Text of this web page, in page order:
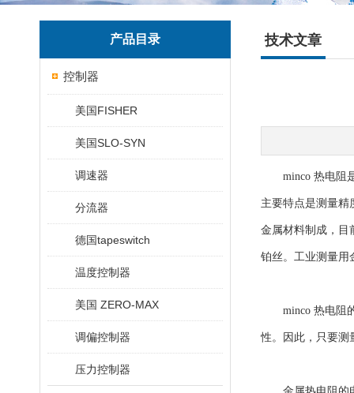
产品目录
控制器
美国FISHER
美国SLO-SYN
调速器
分流器
德国tapeswitch
温度控制器
美国 ZERO-MAX
调偏控制器
压力控制器
技术文章
minco 热电阻是
主要特点是测量精
金属材料制成，目
铂丝。工业测量用
minco 热电阻的
性。因此，只要测